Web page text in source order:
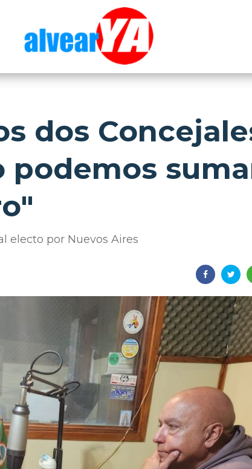
dos
podemos
electo por Nuevos Aires